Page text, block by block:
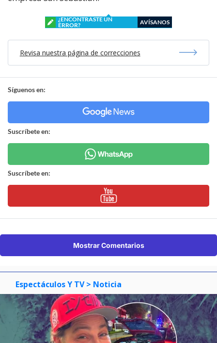
¿ENCONTRASTE UN
ERROR?
AVÍSANOS
Revisa nuestra página de correcciones
Síguenos en:
Suscríbete en:
Suscríbete en:
Mostrar Comentarios
Espectáculos Y TV > Noticia